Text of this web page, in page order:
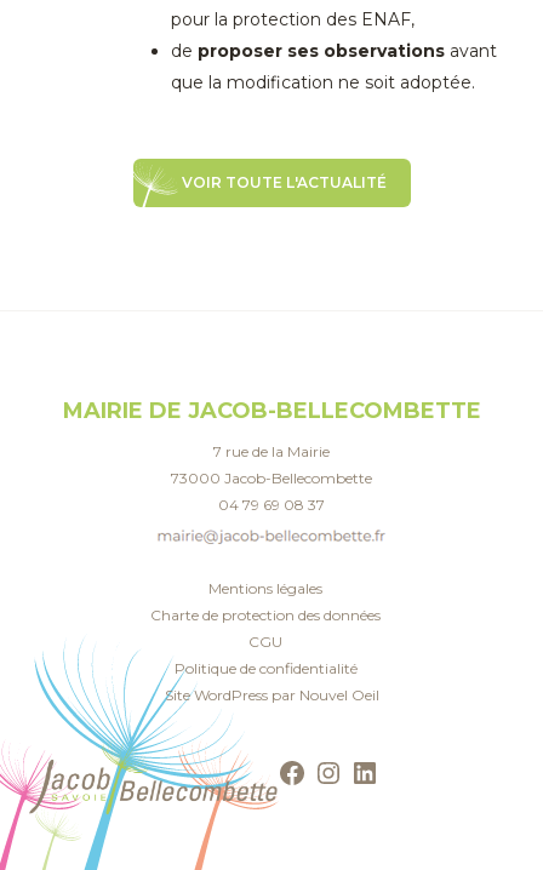
pour la protection des ENAF,
de proposer ses observations avant
que la modification ne soit adoptée.
VOIR TOUTE L'ACTUALITÉ
MAIRIE DE JACOB-BELLECOMBETTE
7 rue de la Mairie
73000 Jacob-Bellecombette
04 79 69 08 37
Mentions légales
Charte de protection des données
CGU
Politique de confidentialité
Site WordPress par Nouvel Oeil
Facebook
Instagram
LinkedIn